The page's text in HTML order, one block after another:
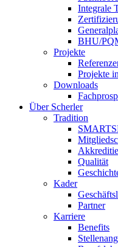
Integrale
BHU/
Projekte
Projekte
Downloads
Über Scherler
Tradition
Qualität
Kader
Partner
Karriere
Benefits